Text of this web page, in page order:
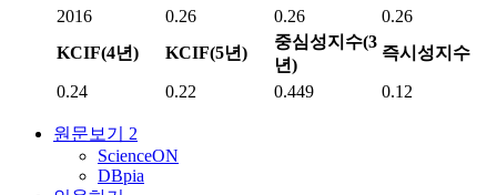
2016 0.26 0.26
0.26
KCIF(4년)
KCIF(5년)
중심성지수(3
년)
즉시성지수
0.24 0.22 0.449 0.12
원문보기 2
ScienceON
DBpia